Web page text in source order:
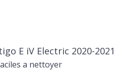
E iV Electric 2020-2021
a nettoyer